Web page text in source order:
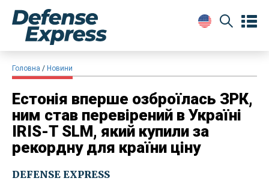
Головна Новини
Естонія вперше озброїлась ЗРК,
ним став перевірений в Україні
IRIS-T SLM, який купили за
рекордну для країни ціну
DEFENSE EXPRESS